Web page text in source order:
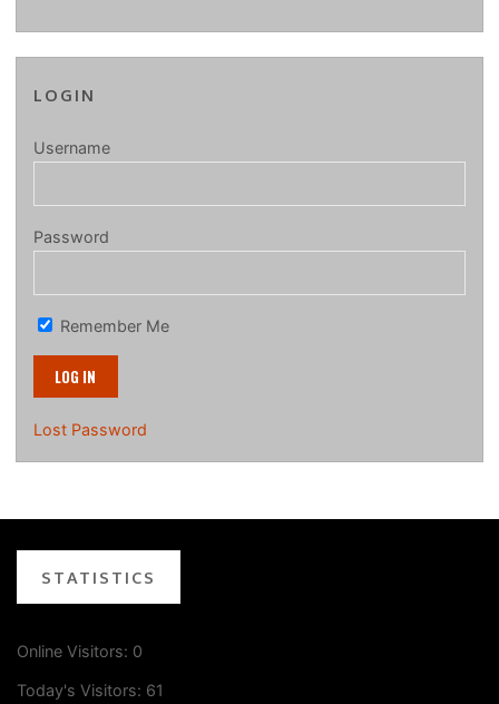
LOGIN
Username
Password
Remember Me
Lost Password
STATISTICS
Online Visitors: 0
Today's Visitors: 61